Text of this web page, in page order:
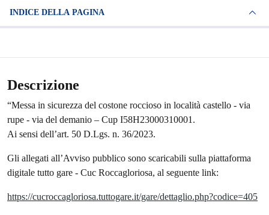
INDICE DELLA PAGINA
Descrizione
“Messa in sicurezza del costone roccioso in località castello - via
rupe - via del demanio – Cup I58H23000310001.
Ai sensi dell’art. 50 D.Lgs. n. 36/2023.
Gli allegati all’Avviso pubblico sono scaricabili sulla piattaforma
digitale tutto gare - Cuc Roccagloriosa, al seguente link:
https://cucroccagloriosa.tuttogare.it/gare/dettaglio.php?codice=405